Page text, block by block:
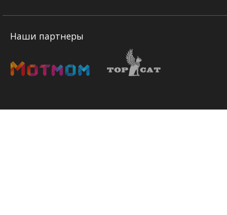
Наши партнеры